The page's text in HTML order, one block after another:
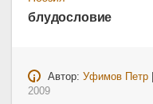
блудословие
Автор:Уфимов Петр
2009